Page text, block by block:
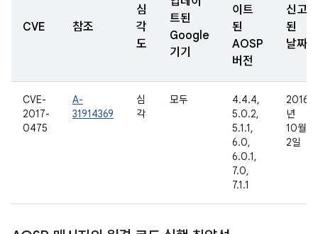
CVE 참조
심
각
도
트된
Google
기기
이트
된
AOSP
버전
신고
된
날짜
CVE-
2017-
0475
A-
31914369
심
각
모두
4.4.4,
5.0.2,
5.1.1,
6.0,
6.0.1,
7.0,
7.1.1
2016
년
10월
2일